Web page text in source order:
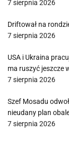
7 sierpnia 2026
Driftował na
7 sierpnia 2026
USA i Ukraina
ma ruszyć jeszcze
7 sierpnia 2026
Szef Mosadu
nieudany plan
7 sierpnia 2026